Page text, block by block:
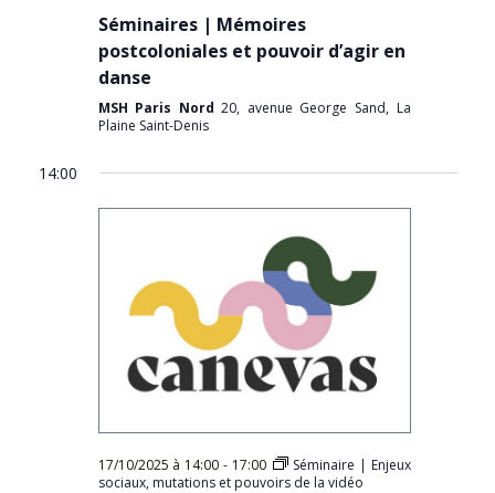
Séminaires | Mémoires
postcoloniales et pouvoir d’agir en
danse
MSH Paris Nord20, avenue George Sand, La
Plaine Saint-Denis
14:00
17/10/2025 à 14:00 - 17:00
Séminaire | Enjeux
sociaux, mutations et pouvoirs de la vidéo